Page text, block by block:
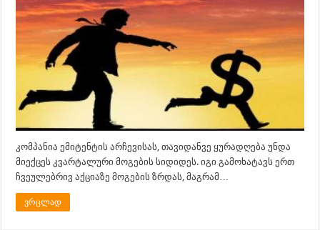
კომპანია ემიტენტის არჩევისას, თავიდანვე ყურადღება უნდა
მიექცეს კვარტალური მოგების სიდიდეს. იგი გამოხატავს ერთ
ჩვეულებრივ აქციაზე მოგების ზრდას, მაგრამ…
ვრცლად